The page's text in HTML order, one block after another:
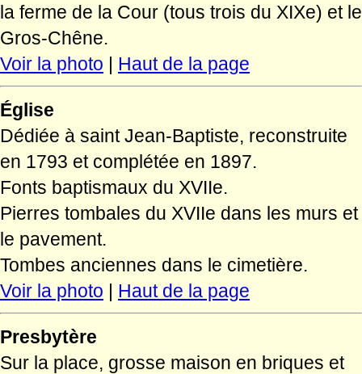
la ferme de la Cour (tous trois du XIXe) et le
Gros-Chêne.
Voir la photo | Haut de la page
Église
Dédiée à saint Jean-Baptiste, reconstruite
en 1793 et complétée en 1897.
Fonts baptismaux du XVIIe.
Pierres tombales du XVIIe dans les murs et
le pavement.
Tombes anciennes dans le cimetière.
Voir la photo | Haut de la page
Presbytère
Sur la place, grosse maison en briques et